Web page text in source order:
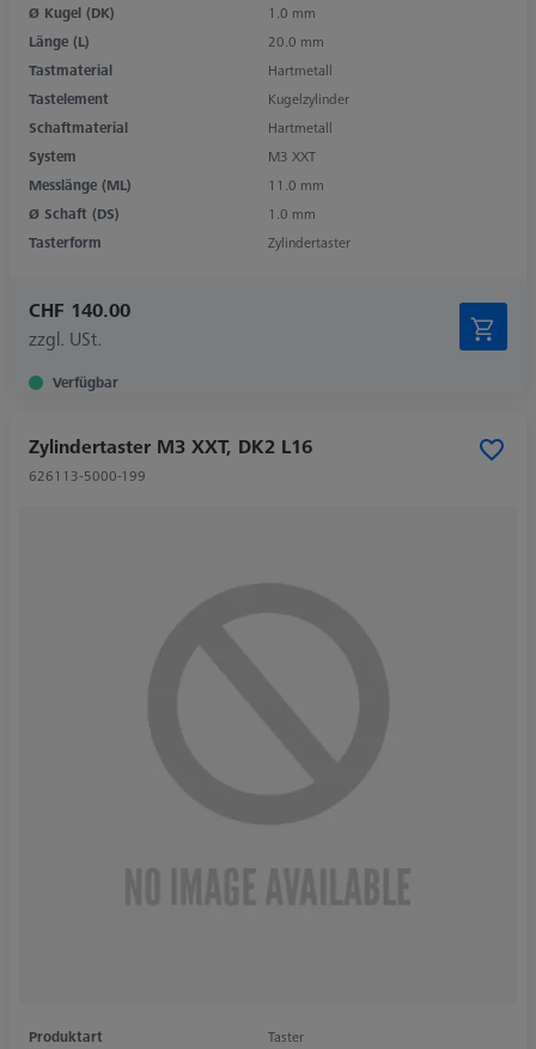
Ø Kugel (DK)
1.0 mm
Länge (L)
20.0 mm
Tastmaterial
Hartmetall
Tastelement
Kugelzylinder
Schaftmaterial
Hartmetall
System
M3 XXT
Messlänge (ML)
11.0 mm
Ø Schaft (DS)
1.0 mm
Tasterform
Zylindertaster
CHF 140.00
zzgl. USt.
Verfügbar
Zylindertaster M3 XXT, DK2 L16
626113-5000-199
Produktart
Taster